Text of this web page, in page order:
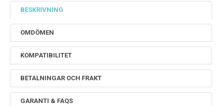
BESKRIVNING
OMDÖMEN
KOMPATIBILITET
BETALNINGAR OCH FRAKT
GARANTI & FAQS